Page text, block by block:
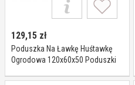
129,15 zł
Poduszka Na Ławkę Huśtawkę
Ogrodowa 120x60x50 Poduszki